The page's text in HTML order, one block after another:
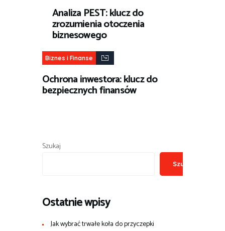
Analiza PEST: klucz do
zrozumienia otoczenia
biznesowego
Biznes i Finanse
Ochrona inwestora: klucz do
bezpiecznych finansów
Szukaj
Szukaj
Ostatnie wpisy
Jak wybrać trwałe koła do przyczepki